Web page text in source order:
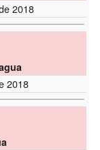
2018
2018